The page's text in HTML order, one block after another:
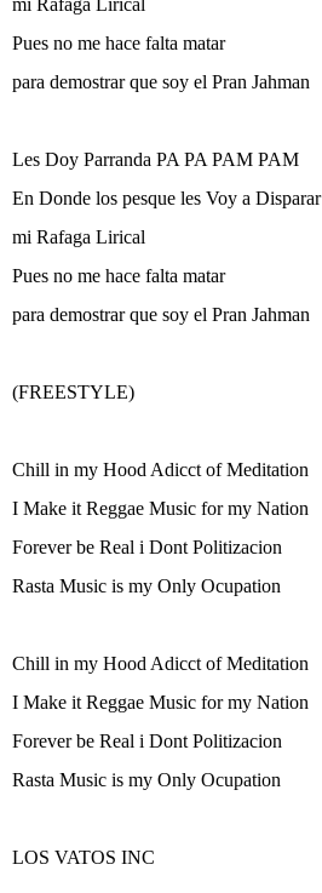
mi Rafaga Lirical
Pues no me hace falta matar
para demostrar que soy el Pran Jahman
Les Doy Parranda PA PA PAM PAM
En Donde los pesque les Voy a Disparar
mi Rafaga Lirical
Pues no me hace falta matar
para demostrar que soy el Pran Jahman
(FREESTYLE)
Chill in my Hood Adicct of Meditation
I Make it Reggae Music for my Nation
Forever be Real i Dont Politizacion
Rasta Music is my Only Ocupation
Chill in my Hood Adicct of Meditation
I Make it Reggae Music for my Nation
Forever be Real i Dont Politizacion
Rasta Music is my Only Ocupation
LOS VATOS INC